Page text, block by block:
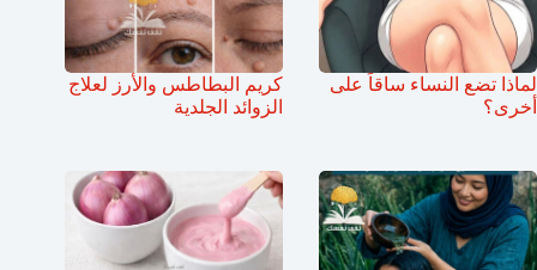
لماذا تضع النساء ساقاً على
أخرى؟
كريم البطاطس والأرز لعلاج
الزوائد الجلدية